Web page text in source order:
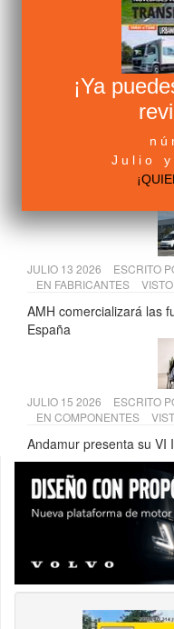
ESCRITO
LEGISLACIÓN
Tres cambios clave
ESCRITO
Renault Trucks España
JULIO 13 2026 ESCRITO
EN FABRICANTES
AMH comercializará las
España
JULIO 15 2026 ESCRITO
EN COMPONENTES
Andamur presenta su VI
¡Ya
Julio y